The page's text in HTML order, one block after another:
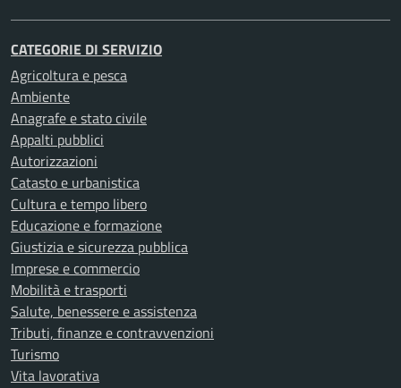
CATEGORIE DI SERVIZIO
Agricoltura e pesca
Ambiente
Anagrafe e stato civile
Appalti pubblici
Autorizzazioni
Catasto e urbanistica
Cultura e tempo libero
Educazione e formazione
Giustizia e sicurezza pubblica
Imprese e commercio
Mobilità e trasporti
Salute, benessere e assistenza
Tributi, finanze e contravvenzioni
Turismo
Vita lavorativa